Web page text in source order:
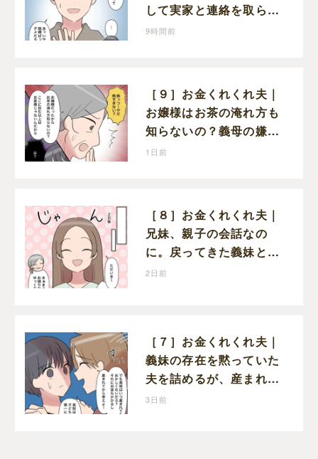
して実家と連絡を取らせ
ようとしてくる夫が怪し
9時間前
［９］お金くれくれ夫｜
お嬢様はお茶の淹れ方も
知らないの？義母の嫌味
に思わず怒りが込み上げ
1日前
［８］お金くれくれ夫｜
兄妹、親子の会話なの
に。戻ってきた義妹と夫
や義母の様子になんだか
2日前
［７］お金くれくれ夫｜
義妹の存在を黙っていた
夫を詰めるが、産まれる
子どものことを第一に考
3日前